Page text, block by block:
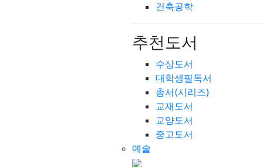
건축공학
추천도서
수상도서
대학생필독서
총서(시리즈)
교재도서
교양도서
중고도서
예술